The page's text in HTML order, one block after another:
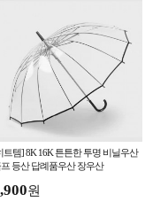
트템] 8K 16K 튼튼한 투명 비닐우산
등산 답례품우산 장우산
원